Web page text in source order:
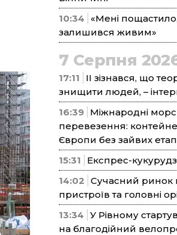
10:34
«Мені
залишився живим»
7 Серпня
17:11
ІІ зізнався, що
знищити людей, –
16:39 Міжнародні
перевезення:
Європи без зайвих
15:31
Експрес-
14:02 Сучасний ринок
пристроїв та головні
13:34 У Рівному
на благодійний